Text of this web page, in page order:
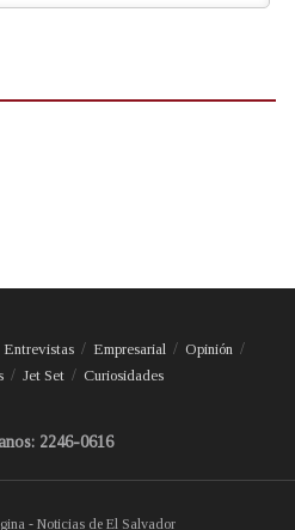
Entrevistas Empresarial
Opinión
Jet Set Curiosidades
2246-0616
- Noticias de El Salvador